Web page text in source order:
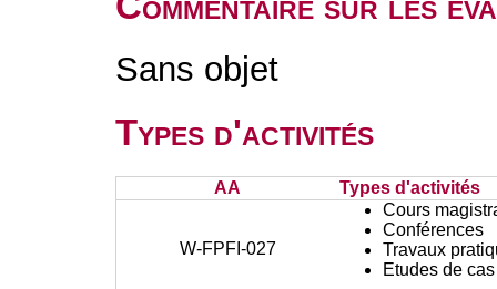
Sans objet
Types d'activités
AA Types d'activités
W-FPFI-027
Cours
Conférences
Travaux
Etudes de cas